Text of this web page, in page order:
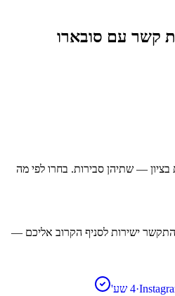
קשר עם סובארו
— שתיהן סבירות. בחרו לפי מה
ישירות לסניף הקרוב אליכם —
·4 שע'